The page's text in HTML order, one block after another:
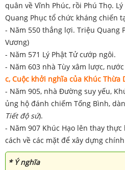
quân về Vĩnh Phúc, rồi Phú Thọ.
Quang Phục tổ chức kháng chiến
- Năm 550 thắng lợi. Triệu Quang
Vương)
- Năm 571 Lý Phật Tử cướp ngôi.
- Năm 603 nhà Tùy xâm lược,
c, Cuộc khởi nghĩa của Khúc Thừa
- Năm 905, nhà Đường suy yếu,
ủng hộ đánh chiếm Tống Bình,
Tiết độ sứ).
- Năm 907 Khúc Hạo lên thay
cách về các mặt để xây dựng
* Ý nghĩa